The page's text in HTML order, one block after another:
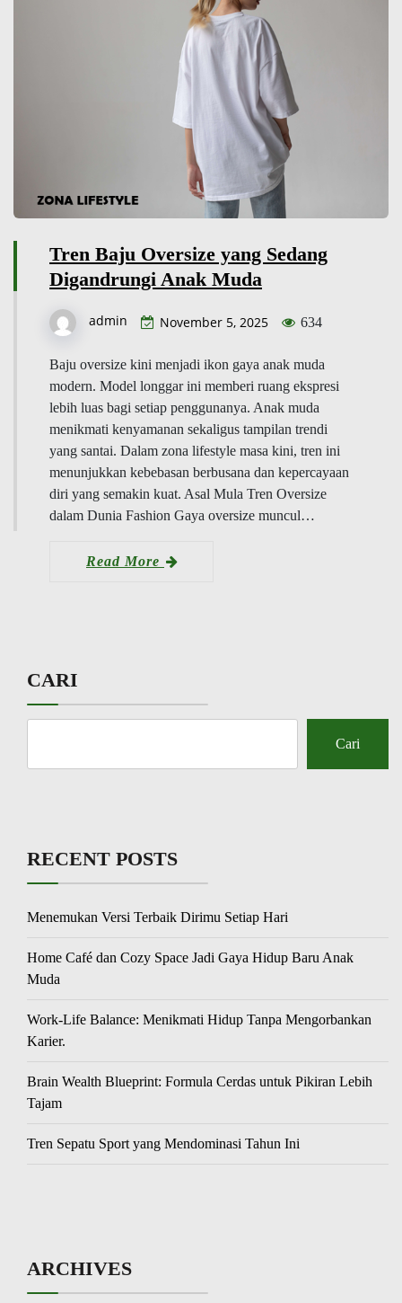
Tren Baju Oversize yang Sedang
Digandrungi Anak Muda
admin November 5, 2025 634
Baju oversize kini menjadi ikon gaya anak muda
modern. Model longgar ini memberi ruang ekspresi
lebih luas bagi setiap penggunanya. Anak muda
menikmati kenyamanan sekaligus tampilan trendi
yang santai. Dalam zona lifestyle masa kini, tren ini
menunjukkan kebebasan berbusana dan kepercayaan
diri yang semakin kuat. Asal Mula Tren Oversize
dalam Dunia Fashion Gaya oversize muncul…
Read More
CARI
Cari
RECENT POSTS
Menemukan Versi Terbaik Dirimu Setiap Hari
Home Café dan Cozy Space Jadi Gaya Hidup Baru Anak
Muda
Work-Life Balance: Menikmati Hidup Tanpa Mengorbankan
Karier.
Brain Wealth Blueprint: Formula Cerdas untuk Pikiran Lebih
Tajam
Tren Sepatu Sport yang Mendominasi Tahun Ini
ARCHIVES